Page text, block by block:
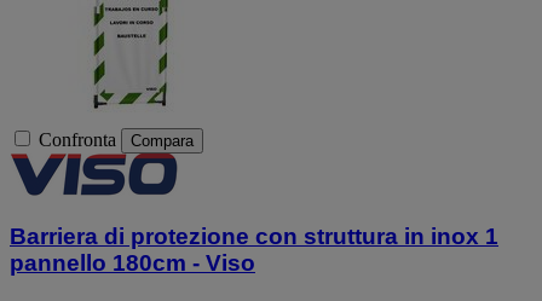
Confronta Compara
Barriera di protezione con struttura in inox 1
pannello 180cm - Viso